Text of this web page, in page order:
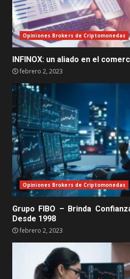
Opiniones Brokers de Criptomonedas
INFINOX: un aliado en el
febrero 2, 2023
Opiniones Brokers de Criptomonedas
Grupo FIBO – Brinda
Desde 1998
febrero 2, 2023